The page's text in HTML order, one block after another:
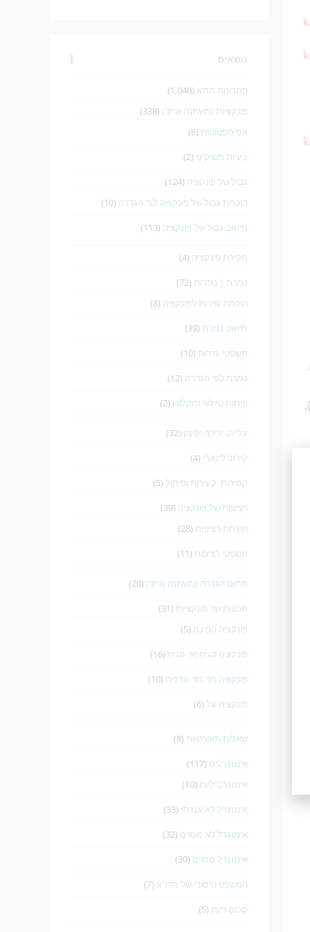
נושאים
פתרונות חדוא (1,040)
פונקציות (משתנה אחד) (338)
אסימפטוטות (6)
בעיות משיקים (2)
גבול של פונקציה (124)
הוכחת גבול של פונקציה לפי הגדרה (10)
חישוב גבול של פונקציה (113)
חקירת פונקציה (4)
נגזרת | נגזרות (72)
הוכחת גזירות לפונקציה (8)
חישוב נגזרת (39)
משפטי גזירות (10)
נגזרת לפי הגדרה (12)
פיתוח טיילור ומקלורן (2)
עלייה, ירידה וקיצון (32)
קירוב לינארי (4)
קמירות, קעירות ופיתול (5)
רציפות של פונקציה (39)
הוכחת רציפות (28)
משפטי רציפות (11)
תחום הגדרה (משתנה אחד) (20)
תכונות של פונקציות (31)
פונקציה הפיכה (5)
פונקציה זוגית ואי-זוגית (16)
פונקציה חד-חד-ערכית (10)
פונקציה על (6)
שאלות תאורטיות (8)
אינטגרלים (117)
אינטגרביליות (10)
אינטגרל לא אמיתי (33)
אינטגרל לא מסוים (32)
אינטגרל מסוים (30)
המשפט היסודי של חדו"א (7)
סכום רימן (5)